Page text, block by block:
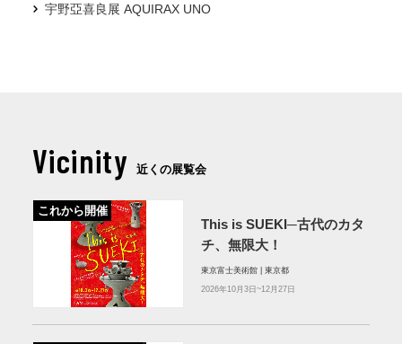
宇野亞喜良展 AQUIRAX UNO
Vicinity 近くの展覧会
これから開催
This is SUEKI─古代のカタ
チ、無限大！
東京富士美術館 | 東京都
2026年10月3日~12月27日